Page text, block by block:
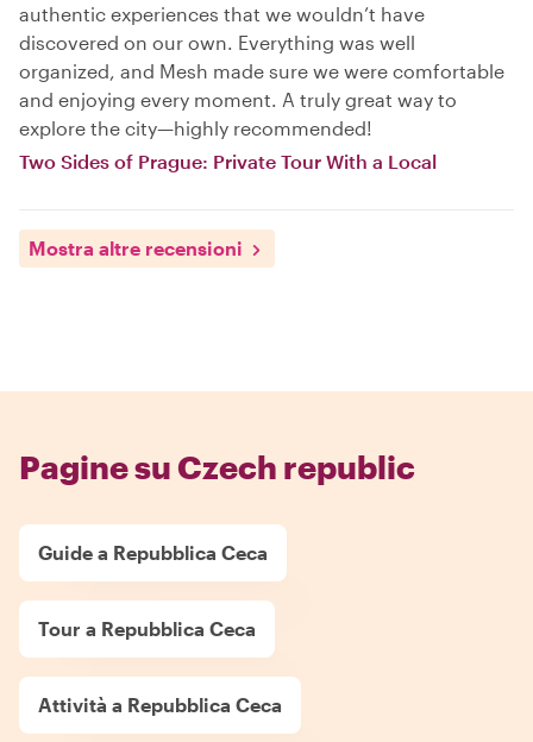
authentic experiences that we wouldn’t have
discovered on our own. Everything was well
organized, and Mesh made sure we were comfortable
and enjoying every moment. A truly great way to
explore the city—highly recommended!
Two Sides of Prague: Private Tour With a Local
Mostra altre recensioni
Pagine su Czech republic
Guide a Repubblica Ceca
Tour a Repubblica Ceca
Attività a Repubblica Ceca